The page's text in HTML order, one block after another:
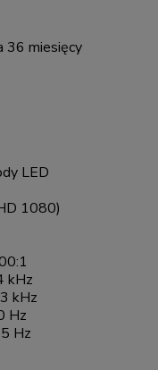
36 miesięcy
LED
1080)
kHz
kHz
Hz
Hz